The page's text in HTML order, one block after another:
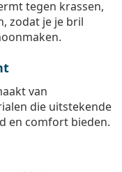
tegen krassen,
zodat je je bril
van
die uitstekende
en comfort bieden.